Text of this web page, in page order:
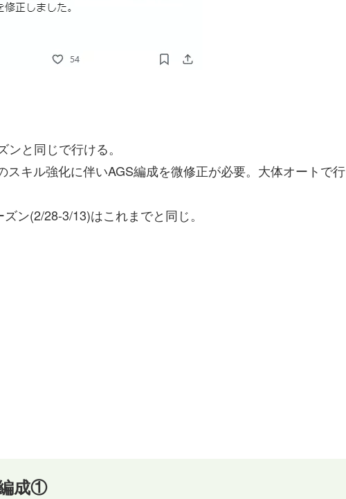
と同じで行ける。
キル強化に伴いAGS編成を微修正が必要。大体オートで行
ン(2/28-3/13)はこれまでと同じ。
成①